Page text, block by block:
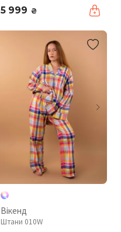
5 999 ₴
Вікенд
Штани 010W